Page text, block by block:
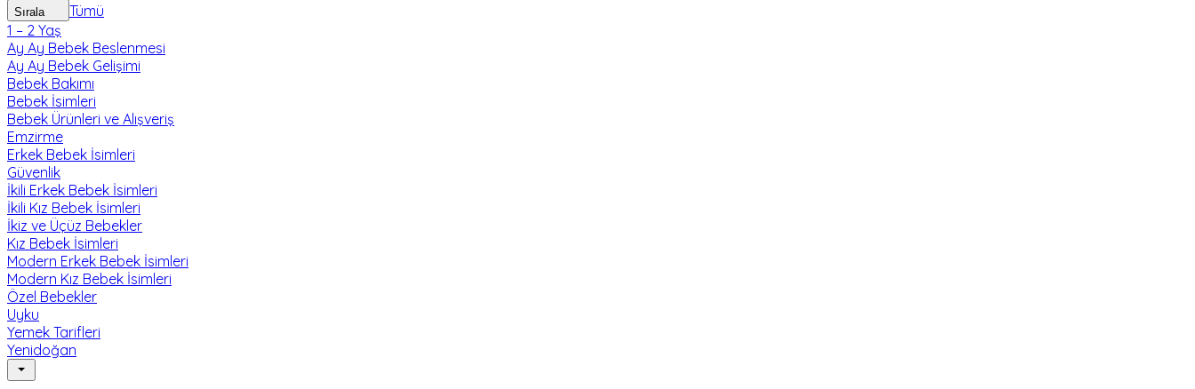
Sırala
Tümü
1 – 2 Yaş
Ay Ay Bebek Beslenmesi
Ay Ay Bebek Gelişimi
Bebek Bakımı
Bebek İsimleri
Bebek Ürünleri ve Alışveriş
Emzirme
Erkek Bebek İsimleri
Güvenlik
İkili Erkek Bebek İsimleri
İkili Kız Bebek İsimleri
İkiz ve Üçüz Bebekler
Kız Bebek İsimleri
Modern Erkek Bebek İsimleri
Modern Kız Bebek İsimleri
Özel Bebekler
Uyku
Yemek Tarifleri
Yenidoğan